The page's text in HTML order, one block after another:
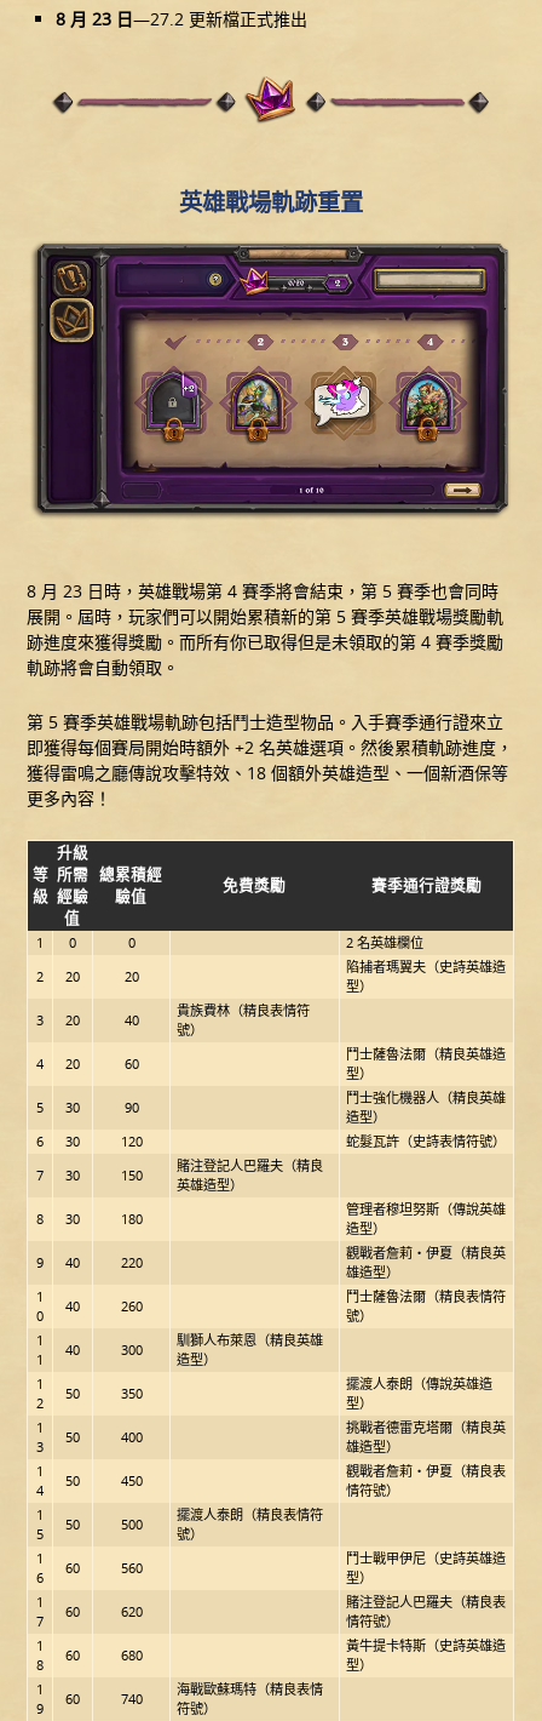
8 月 23 日—27.2 更新檔正式推出
英雄戰場軌跡重置
8 月 23 日時，英雄戰場第 4 賽季將會結束，第 5 賽季也會同時
展開。屆時，玩家們可以開始累積新的第 5 賽季英雄戰場獎勵軌
跡進度來獲得獎勵。而所有你已取得但是未領取的第 4 賽季獎勵
軌跡將會自動領取。
第 5 賽季英雄戰場軌跡包括鬥士造型物品。入手賽季通行證來立
即獲得每個賽局開始時額外 +2 名英雄選項。然後累積軌跡進度，
獲得雷鳴之廳傳說攻擊特效、18 個額外英雄造型、一個新酒保等
更多內容！
等
級
升級
所需
經驗
值
總累積經
驗值
免費獎勵 賽季通行證獎勵
1 0 0
2 名英雄欄位
2
20 20
陷捕者瑪翼夫（史詩英雄造
型）
3
20 40
貴族費林（精良表情符
號）
4
20 60
鬥士薩魯法爾（精良英雄造
型）
5
30 90
鬥士強化機器人（精良英雄
造型）
6
30 120
蛇髮瓦許（史詩表情符號）
7
30 150
賭注登記人巴羅夫（精良
英雄造型）
8
30 180
管理者穆坦努斯（傳說英雄
造型）
9
40 220
觀戰者詹莉‧伊夏（精良英
雄造型）
1
0
40 260
鬥士薩魯法爾（精良表情符
號）
1
1
40 300
馴獅人布萊恩（精良英雄
造型）
1
2
50 350
擺渡人泰朗（傳說英雄造
型）
1
3
50 400
挑戰者德雷克塔爾（精良英
雄造型）
1
4
50 450
觀戰者詹莉‧伊夏（精良表
情符號）
1
5
50 500
擺渡人泰朗（精良表情符
號）
1
6
60 560
鬥士戰甲伊尼（史詩英雄造
型）
1
7
60 620
賭注登記人巴羅夫（精良表
情符號）
1
8
60 680
黃牛提卡特斯（史詩英雄造
型）
1
9
60 740
海戰歐蘇瑪特（精良表情
符號）